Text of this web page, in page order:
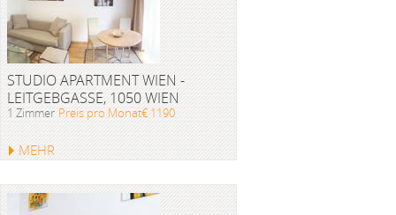
STUDIO APARTMENT WIEN -
LEITGEBGASSE, 1050 WIEN
1 Zimmer Preis pro Monat€ 1190
MEHR